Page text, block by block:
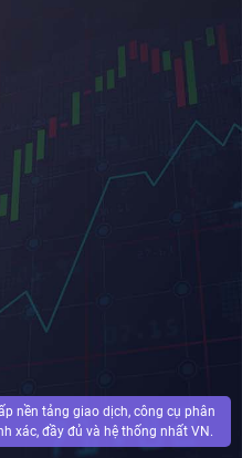
nền tảng giao dịch, công cụ phân
xác, đầy đủ và hệ thống nhất VN.